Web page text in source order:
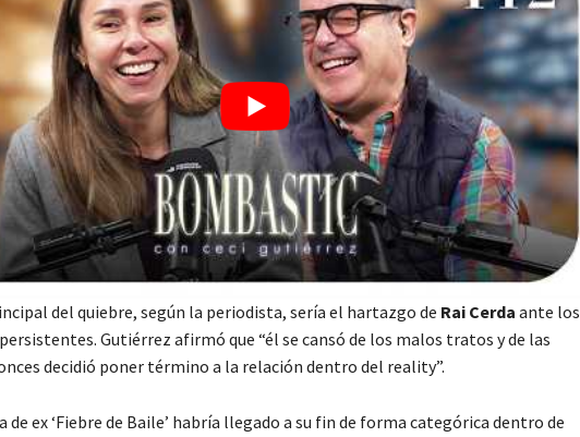
del quiebre, según la periodista, sería el hartazgo de Rai Cerda ante los
Gutiérrez afirmó que “él se cansó de los malos tratos y de las
decidió poner término a la relación dentro del reality”.
de ex ‘Fiebre de Baile’ habría llegado a su fin de forma categórica dentro de